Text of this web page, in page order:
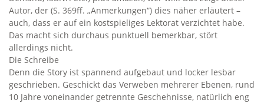
Autor, der (S. 369ff. „Anmerkungen“) dies näher erläutert –
auch, dass er auf ein kostspieliges Lektorat verzichtet habe.
Das macht sich durchaus punktuell bemerkbar, stört
allerdings nicht.
Die Schreibe
Denn die Story ist spannend aufgebaut und locker lesbar
geschrieben. Geschickt das Verweben mehrerer Ebenen, rund
10 Jahre voneinander getrennte Geschehnisse, natürlich eng